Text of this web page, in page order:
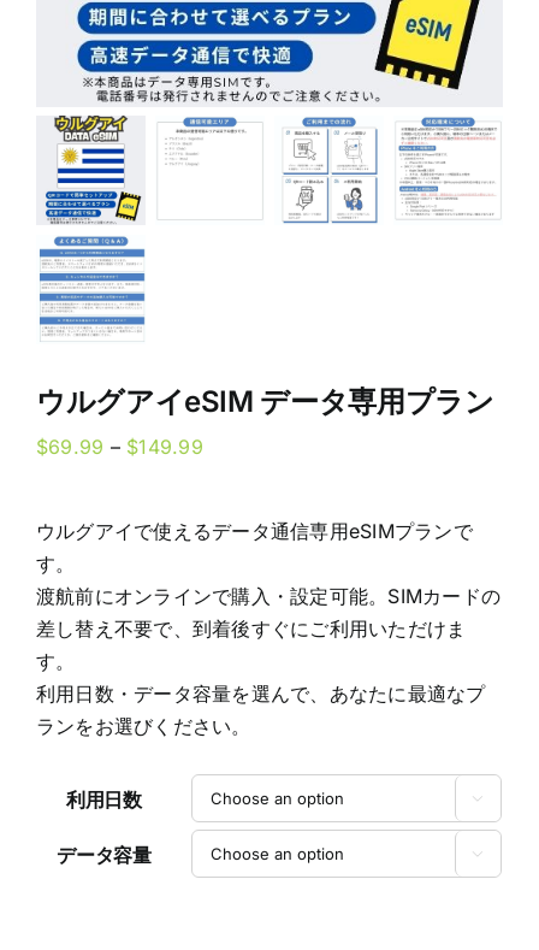
ウルグアイeSIM データ専用プラン
$69.99 – $149.99Price
through
ウルグアイで使えるデータ通信専用eSIMプランで
す。
渡航前にオンラインで購入・設定可能。SIMカードの
差し替え不要で、到着後すぐにご利用いただけま
す。
利用日数・データ容量を選んで、あなたに最適なプ
ランをお選びください。
利用日数 
データ容量 